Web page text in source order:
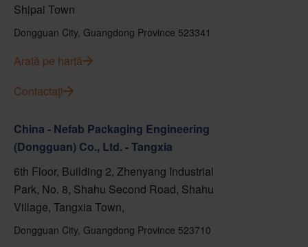
Shipai Town
Dongguan City, Guangdong Province 523341
Arată pe hartă
Contactați
China - Nefab Packaging Engineering
(Dongguan) Co., Ltd. - Tangxia
6th Floor, Building 2, Zhenyang Industrial
Park, No. 8, Shahu Second Road, Shahu
Village, Tangxia Town,
Dongguan City, Guangdong Province 523710